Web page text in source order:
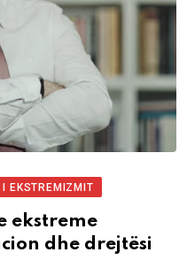
I EKSTREMIZMIT
ekstreme
dhe drejtësi